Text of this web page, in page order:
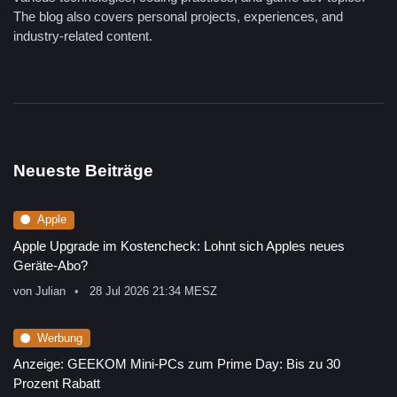
The blog also covers personal projects, experiences, and
industry-related content.
Neueste Beiträge
Apple
Apple Upgrade im Kostencheck: Lohnt sich Apples neues
Geräte-Abo?
von Julian 28 Jul 2026 21:34 MESZ
Werbung
Anzeige: GEEKOM Mini-PCs zum Prime Day: Bis zu 30
Prozent Rabatt